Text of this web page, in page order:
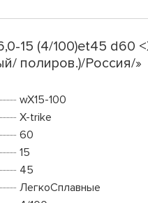
15 (4/100)et45 d60
полиров.)/Россия/»
wX15-100
X-trike
60
15
45
ЛегкоСплавные